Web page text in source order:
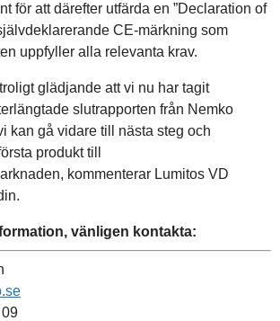
för att därefter utfärda en ”Declaration of
CE-märkning som
uppfyller alla relevanta krav.
glädjande att vi nu har tagit
slutrapporten från Nemko
kan gå vidare till nästa steg och
produkt till
kommenterar Lumitos VD
vänligen kontakta: